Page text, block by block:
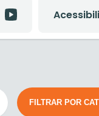
FILTRAR POR